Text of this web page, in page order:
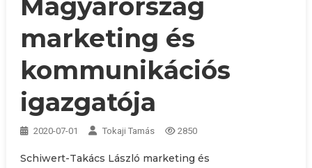
Magyarország
marketing és
kommunikációs
igazgatója
2020-07-01 Tokaji Tamás 2850
Schiwert-Takács László marketing és